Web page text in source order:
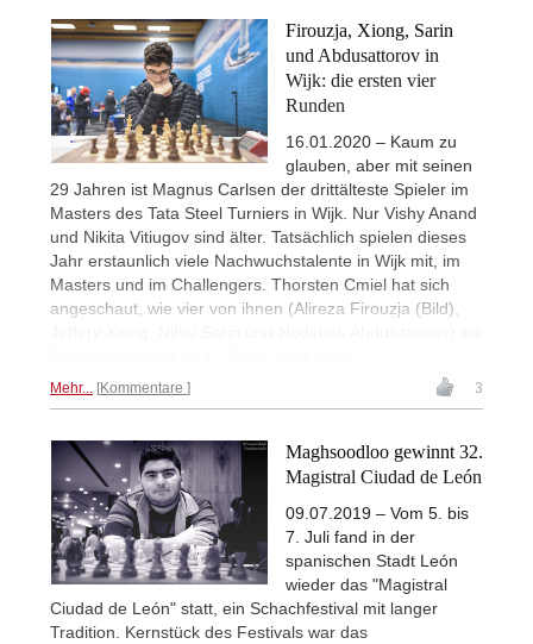
Firouzja, Xiong, Sarin
und Abdusattorov in
Wijk: die ersten vier
Runden
16.01.2020 – Kaum zu
glauben, aber mit seinen
29 Jahren ist Magnus Carlsen der drittälteste Spieler im
Masters des Tata Steel Turniers in Wijk. Nur Vishy Anand
und Nikita Vitiugov sind älter. Tatsächlich spielen dieses
Jahr erstaunlich viele Nachwuchstalente in Wijk mit, im
Masters und im Challengers. Thorsten Cmiel hat sich
angeschaut, wie vier von ihnen (Alireza Firouzja (Bild),
Mehr... Kommentare 3
Maghsoodloo gewinnt 32.
Magistral Ciudad de León
09.07.2019 – Vom 5. bis
7. Juli fand in der
spanischen Stadt León
wieder das "Magistral
Ciudad de León" statt, ein Schachfestival mit langer
Tradition. Kernstück des Festivals war das